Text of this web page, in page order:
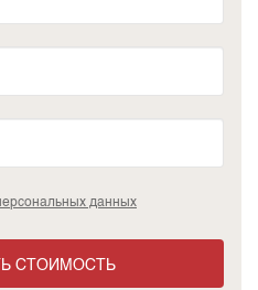
данных
СТОИМОСТЬ